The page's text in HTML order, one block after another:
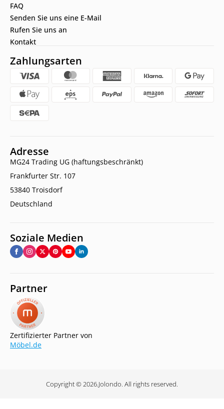
FAQ
Senden Sie uns eine E-Mail
Rufen Sie uns an
Kontakt
Zahlungsarten
Adresse
MG24 Trading UG (haftungsbeschränkt)
Frankfurter Str. 107
53840 Troisdorf
Deutschland
Soziale Medien
Partner
Zertifizierter Partner von
Möbel.de
Copyright © 2026.Jolondo. All rights reserved.